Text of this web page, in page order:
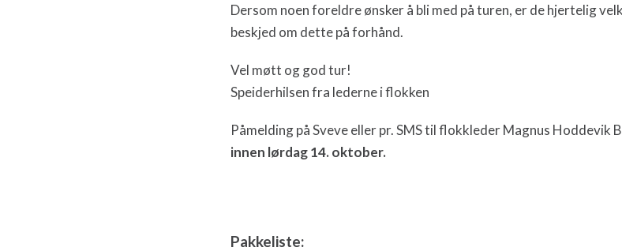
Dersom noen foreldre ønsker å bli med på turen, er de hjertelig
beskjed om dette på forhånd.
Vel møtt og god tur!
Speiderhilsen fra lederne i flokken
Påmelding på Sveve eller pr. SMS til flokkleder Magnus Hoddevik
innen lørdag 14. oktober.
Pakkeliste: